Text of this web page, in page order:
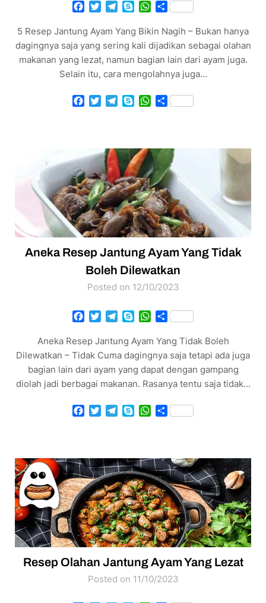
Facebook
TwitterTelegram
SkypeWhatsApp
Share
5 Resep Jantung Ayam Yang Bikin Nagih – Bukan hanya
dagingnya saja yang sering kali dijadikan sebagai olahan
makanan yang lezat, namun bagian lain dari ayam juga.
Selain itu, cara mengolahnya juga…
Facebook
TwitterTelegram
SkypeWhatsApp
Share
Aneka Resep Jantung Ayam Yang Tidak
Boleh Dilewatkan
Posted on 12/10/2023
Facebook
TwitterTelegram
SkypeWhatsApp
Share
Aneka Resep Jantung Ayam Yang Tidak Boleh
Dilewatkan – Tidak Cuma dagingnya saja tetapi ada juga
bagian lain dari ayam yang dapat dengan gampang
diolah jadi berbagai makanan. Rasanya tentu saja tidak…
Facebook
TwitterTelegram
SkypeWhatsApp
Share
Resep Olahan Jantung Ayam Yang Lezat
Posted on 11/10/2023